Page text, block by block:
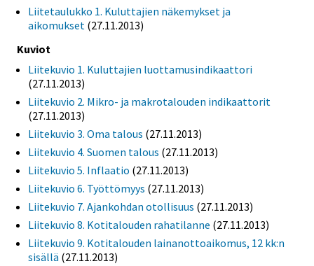
Liitetaulukko 1. Kuluttajien näkemykset ja
aikomukset (27.11.2013)
Kuviot
Liitekuvio 1. Kuluttajien luottamusindikaattori
(27.11.2013)
Liitekuvio 2. Mikro- ja makrotalouden indikaattorit
(27.11.2013)
Liitekuvio 3. Oma talous (27.11.2013)
Liitekuvio 4. Suomen talous (27.11.2013)
Liitekuvio 5. Inflaatio (27.11.2013)
Liitekuvio 6. Työttömyys (27.11.2013)
Liitekuvio 7. Ajankohdan otollisuus (27.11.2013)
Liitekuvio 8. Kotitalouden rahatilanne (27.11.2013)
Liitekuvio 9. Kotitalouden lainanottoaikomus, 12 kk:n
sisällä (27.11.2013)